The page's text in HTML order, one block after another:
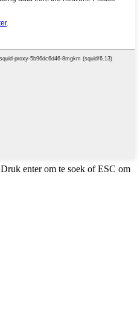
Druk enter om te soek of ESC om